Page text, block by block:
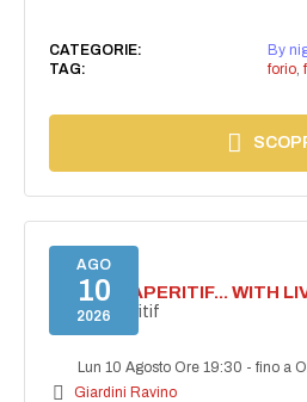
CATEGORIE:
By
TAG:
forio,
AGO
10
2026
SECRET APERITIF... WITH
Secret aperitif
Lun 10 Agosto Ore 19:30 -fino a
Giardini Ravino